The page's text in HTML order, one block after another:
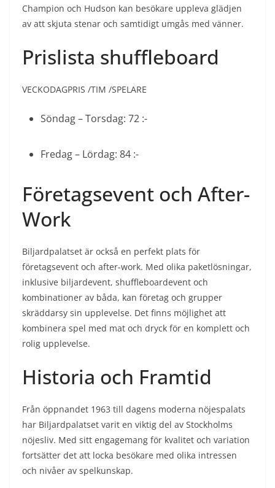
Champion och Hudson kan besökare uppleva glädjen
av att skjuta stenar och samtidigt umgås med vänner.
Prislista shuffleboard
VECKODAGPRIS /TIM /SPELARE
Söndag – Torsdag: 72 :-
Fredag – Lördag: 84 :-
Företagsevent och After-
Work
Biljardpalatset är också en perfekt plats för
företagsevent och after-work. Med olika paketlösningar,
inklusive biljardevent, shuffleboardevent och
kombinationer av båda, kan företag och grupper
skräddarsy sin upplevelse. Det finns möjlighet att
kombinera spel med mat och dryck för en komplett och
rolig upplevelse.
Historia och Framtid
Från öppnandet 1963 till dagens moderna nöjespalats
har Biljardpalatset varit en viktig del av Stockholms
nöjesliv. Med sitt engagemang för kvalitet och variation
fortsätter det att locka besökare med olika intressen
och nivåer av spelkunskap.